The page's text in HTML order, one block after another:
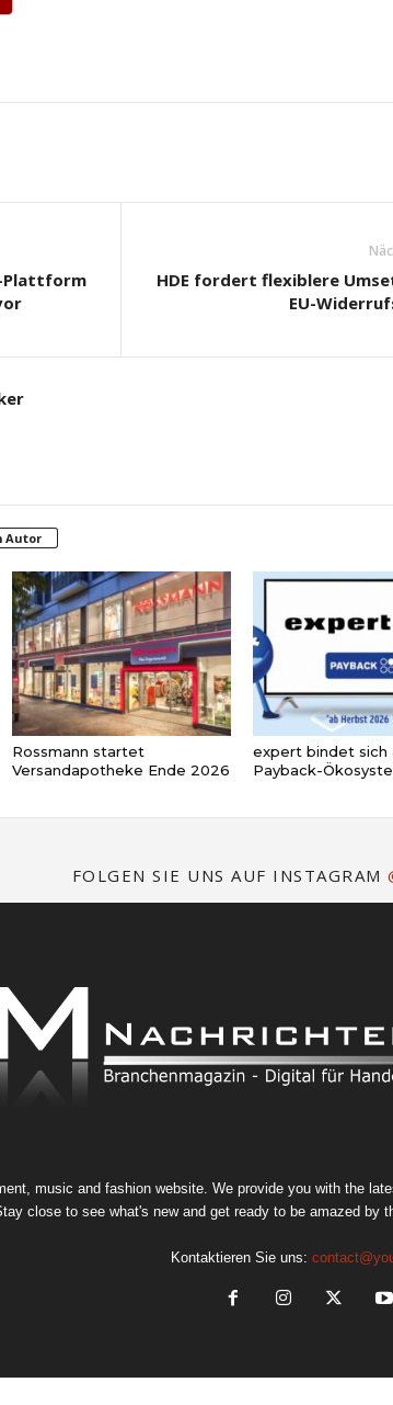
Plattform
HDE fordert flexiblere
EU-
Autor
Rossmann startet
Versandapotheke Ende 2026
expert bindet sich
Payback-
FOLGEN SIE UNS AUF INSTAGRAM
music and fashion website. We provide you with the
close to see what's new and get ready to be amazed by
Kontaktieren Sie uns: